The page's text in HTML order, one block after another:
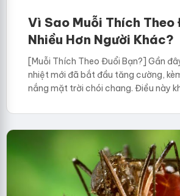
Vì Sao Muỗi Thích Theo
Nhiều Hơn Người Khác?
[Muỗi Thích Theo Đuổi Bạn?] Gần
nhiệt mới đã bắt đầu tăng cường,
nắng mặt trời chói chang. Điều này